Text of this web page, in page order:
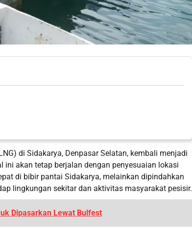
di Sidakarya, Denpasar Selatan, kembali menjadi
ini akan tetap berjalan dengan penyesuaian lokasi
di bibir pantai Sidakarya, melainkan dipindahkan
lingkungan sekitar dan aktivitas masyarakat pesisir.
Dipasarkan Lewat Bulfest